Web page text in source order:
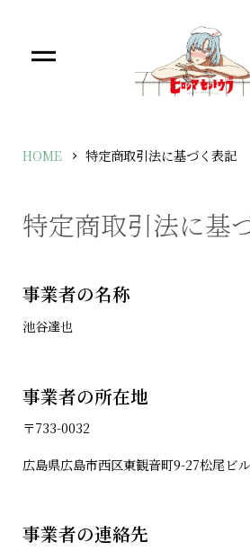
HOME 特定商取引法に基づく表記
特定商取引法に基
事業者の名称
池谷達也
事業者の所在地
〒733-0032
広島県広島市西区東観音町9-27松尾ビ
事業者の連絡先